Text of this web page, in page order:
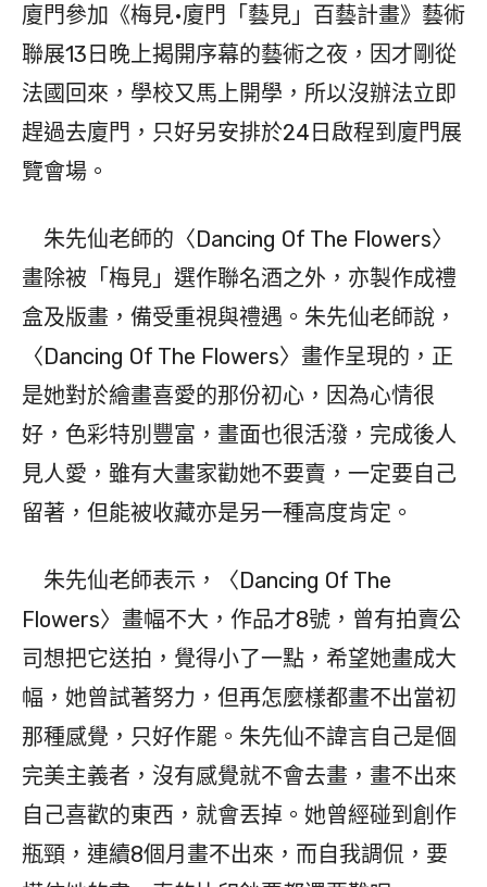
廈門參加《梅見•廈門「藝見」百藝計畫》藝術
聯展13日晚上揭開序幕的藝術之夜，因才剛從
法國回來，學校又馬上開學，所以沒辦法立即
趕過去廈門，只好另安排於24日啟程到廈門展
覽會場。
朱先仙老師的〈Dancing Of The Flowers〉
畫除被「梅見」選作聯名酒之外，亦製作成禮
盒及版畫，備受重視與禮遇。朱先仙老師說，
〈Dancing Of The Flowers〉畫作呈現的，正
是她對於繪畫喜愛的那份初心，因為心情很
好，色彩特別豐富，畫面也很活潑，完成後人
見人愛，雖有大畫家勸她不要賣，一定要自己
留著，但能被收藏亦是另一種高度肯定。
朱先仙老師表示，〈Dancing Of The
Flowers〉畫幅不大，作品才8號，曾有拍賣公
司想把它送拍，覺得小了一點，希望她畫成大
幅，她曾試著努力，但再怎麼樣都畫不出當初
那種感覺，只好作罷。朱先仙不諱言自己是個
完美主義者，沒有感覺就不會去畫，畫不出來
自己喜歡的東西，就會丟掉。她曾經碰到創作
瓶頸，連續8個月畫不出來，而自我調侃，要